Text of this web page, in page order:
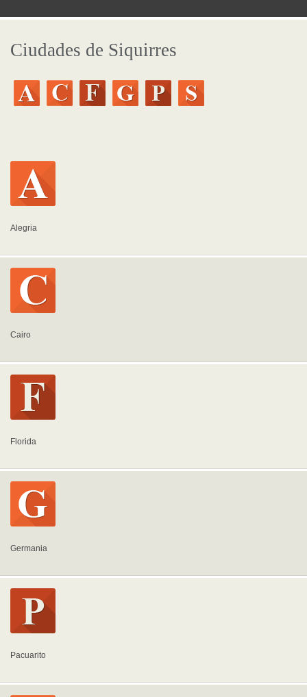
Ciudades de Siquirres
Alegria
Cairo
Florida
Germania
Pacuarito